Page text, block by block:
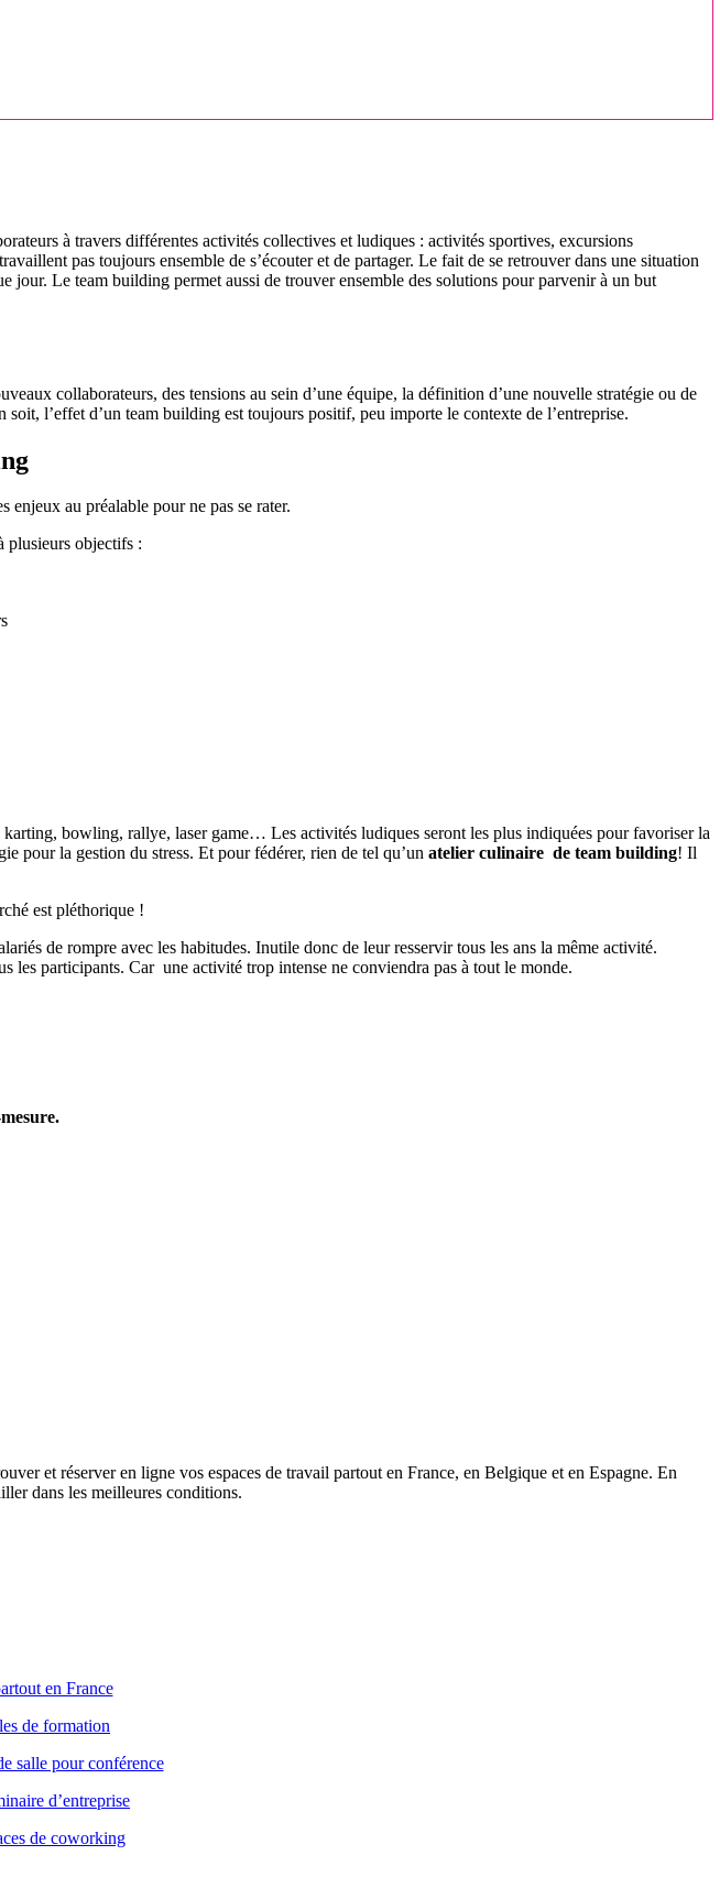
à travers différentes activités collectives et ludiques : activités sportives, excursions
pas toujours ensemble de s’écouter et de partager. Le fait de se retrouver dans une situation
jour. Le team building permet aussi de trouver ensemble des solutions pour parvenir à un but
collaborateurs, des tensions au sein d’une équipe, la définition d’une nouvelle stratégie ou de
l’effet d’un team building est toujours positif, peu importe le contexte de l’entreprise.
enjeux au préalable pour ne pas se rater.
plusieurs objectifs :
bowling, rallye, laser game… Les activités ludiques seront les plus indiquées pour favoriser la
pour la gestion du stress. Et pour fédérer, rien de tel qu’un atelier culinaire de team building! Il
est pléthorique !
de rompre avec les habitudes. Inutile donc de leur resservir tous les ans la même activité.
les participants. Car une activité trop intense ne conviendra pas à tout le monde.
et réserver en ligne vos espaces de travail partout en France, en Belgique et en Espagne. En
dans les meilleures conditions.
en France
de formation
salle pour conférence
d’entreprise
de coworking